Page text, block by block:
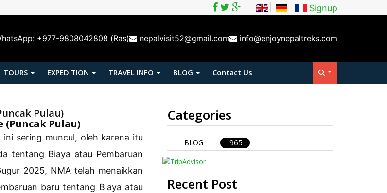
Signup
+977-9808042808 (Ras) nepalvisit52@gmail.com info@enjoynepaltreks.com
TOURS EXPEDITION TRAVEL INFO BLOG Contact Us
Pulau)
(Puncak Pulau)
ini sering muncul, oleh karena itu
tentang Biaya atau Pembaruan
2025, NMA telah menaikkan
baru tentang Biaya atau
Categories
BLOG 965
Recent Post